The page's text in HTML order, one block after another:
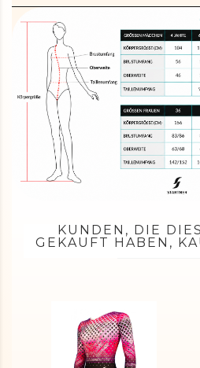
KUNDEN, DIE
GEKAUFT HABEN,